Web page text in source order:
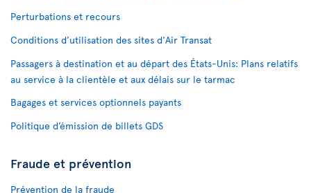
Perturbations et recours
Conditions d’utilisation des sites d'Air Transat
Passagers à destination et au départ des États-Unis: Plans relatifs
au service à la clientèle et aux délais sur le tarmac
Bagages et services optionnels payants
Politique d’émission de billets GDS
Fraude et prévention
Prévention de la fraude